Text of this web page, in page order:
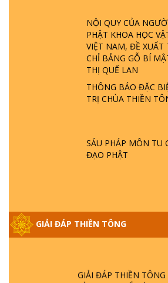
NỘI QUY CỦA
PHẬT KHOA HỌC
VIỆT NAM, ĐỀ XUẤT
CHỈ BẢNG GỖ BÍ
THỊ QUẾ LAN
THÔNG BÁO ĐẶC
TRỊ CHÙA THIỀN
SÁU PHÁP MÔN TU
ĐẠO PHẬT
GIẢI ĐÁP THIỀN TÔNG
GIẢI ĐÁP THIỀN
SAO TRÁI ĐẤT NHIỀU
- HỎA HOẠN | TTTD
GIẢI ĐÁP THIỀN
GIẢI ĐÁP VỀ LỄ TIỄN
- BÁC NGUYỄN NHÂN
LÀ AI? CHA ĐỂ ĐỨC